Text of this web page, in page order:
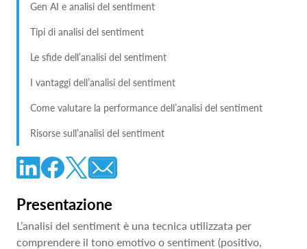
Gen AI e analisi del sentiment
Tipi di analisi del sentiment
Le sfide dell’analisi del sentiment
I vantaggi dell’analisi del sentiment
Come valutare la performance dell’analisi del sentiment
Risorse sull’analisi del sentiment
Presentazione
L’analisi del sentiment è una tecnica utilizzata per
comprendere il tono emotivo o sentiment (positivo,